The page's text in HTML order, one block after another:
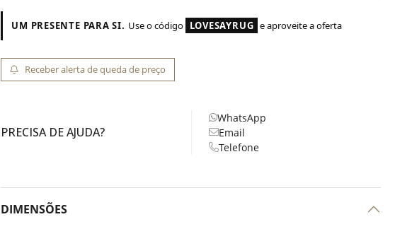
UM PRESENTE PARA SI. Use o código LOVESAYRUG e aproveite a oferta
Receber alerta de queda de preço
PRECISA DE AJUDA?
WhatsApp
Email
Telefone
DIMENSÕES